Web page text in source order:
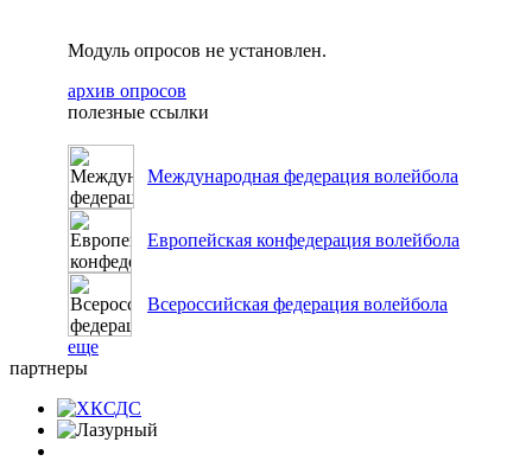
Модуль опросов не установлен.
архив опросов
полезные ссылки
Международная федерация волейбола
Европейская конфедерация волейбола
Всероссийская федерация волейбола
еще
партнеры